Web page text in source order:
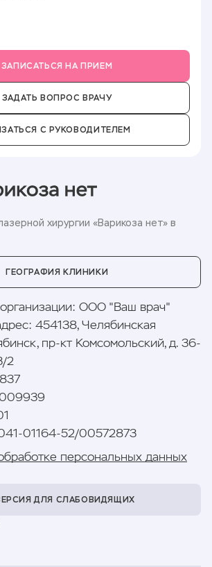
ЗАПИСАТЬСЯ НА ПРИЕМ
ЗАДАТЬ ВОПРОС ВРАЧУ
С РУКОВОДИТЕЛЕМ
хирургии «Варикоза нет» в
ГЕОГРАФИЯ КЛИНИКИ
: ООО "Ваш врач"
: 454138, Челябинская
пр-кт Комсомольский, д. 36-
2
01164-52/00572873
персональных данных
ДЛЯ СЛАБОВИДЯЩИХ